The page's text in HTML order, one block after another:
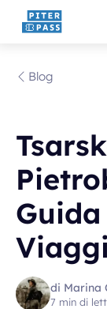
Blog
di Marina
7 min di